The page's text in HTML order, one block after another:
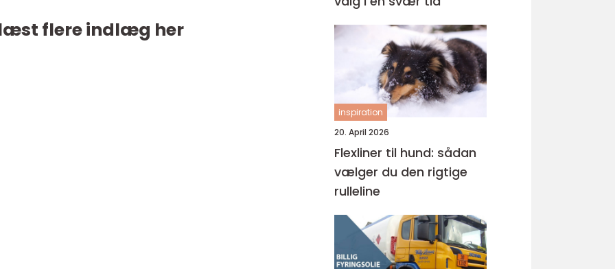
flere indlæg her
inspiration
20. April 2026
Flexliner til hund: sådan
vælger du den rigtige
rulleline